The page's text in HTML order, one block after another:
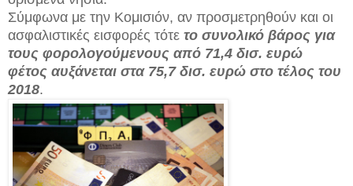
Σύμφωνα με την Κομισιόν, αν προσμετρηθούν και οι
ασφαλιστικές εισφορές τότε το συνολικό βάρος για
τους φορολογούμενους από 71,4 δισ. ευρώ
φέτος αυξάνεται στα 75,7 δισ. ευρώ στο τέλος του
2018.